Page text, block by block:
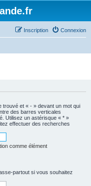
Connexion
Inscription
trouvé et « - » devant un mot qui
des barres verticales
Utilisez un astérisque « * »
effectuer des recherches
comme élément
partout si vous souhaitez